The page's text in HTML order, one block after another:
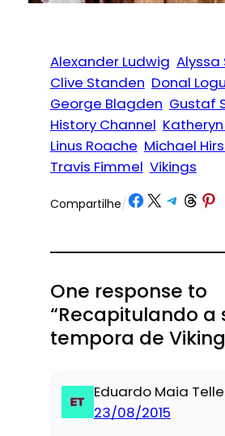
Alexander Ludwig Alyssa
Clive Standen Donal
George Blagden Gustaf
History Channel
Linus Roache Michael
Travis Fimmel Vikings
Compartilhe/Share on Facebook
Share on X Share on Telegram
Share onShare
One response to
“Recapitulando a
tempora de
Eduardo Maia
23/08/2015